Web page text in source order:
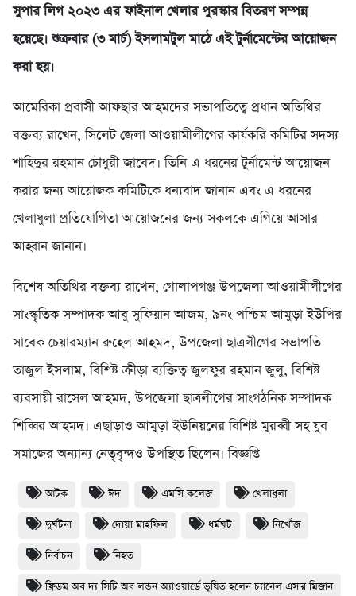
সুপার লিগ ২০২৩ এর ফাইনাল খেলার পুরস্কার বিতরণ সম্পন্ন
হয়েছে। শুক্রবার (৩ মার্চ) ইসলামটুল মাঠে এই টুর্নামেন্টের আয়োজন
করা হয়।
আমেরিকা প্রবাসী আফছার আহমদের সভাপতিত্বে প্রধান অতিথির
বক্তব্য রাখেন, সিলেট জেলা আওয়ামীলীগের কার্যকরি কমিটির সদস্য
শাহিদুর রহমান চৌধুরী জাবেদ। তিনি এ ধরনের টুর্নামেন্ট আয়োজন
করার জন্য আয়োজক কমিটিকে ধন্যবাদ জানান এবং এ ধরনের
খেলাধুলা প্রতিযোগিতা আয়োজনের জন্য সকলকে এগিয়ে আসার
আহ্বান জানান।
বিশেষ অতিথির বক্তব্য রাখেন, গোলাপগঞ্জ উপজেলা আওয়ামীলীগের
সাংস্কৃতিক সম্পাদক আবু সুফিয়ান আজম, ৯নং পশ্চিম আমুড়া ইউপির
সাবেক চেয়ারম্যান রুহেল আহমদ, উপজেলা ছাত্রলীগের সভাপতি
তাজুল ইসলাম, বিশিষ্ট ক্রীড়া ব্যক্তিত্ব জুলফুর রহমান জুলু, বিশিষ্ট
ব্যবসায়ী রাসেল আহমদ, উপজেলা ছাত্রলীগের সাংগঠনিক সম্পাদক
শিব্বির আহমদ। এছাড়াও আমুড়া ইউনিয়নের বিশিষ্ট মুরব্বী সহ যুব
সমাজের অন্যান্য নেতৃবৃন্দও উপস্থিত ছিলেন। বিজ্ঞপ্তি
আটক ঈদ এমসি কলেজ খেলাধুলা
দুর্ঘটনা দোয়া মাহফিল ধর্মঘট নিখোঁজ
নির্বাচন নিহত
ফ্রিডম অব দ্য সিটি অব লন্ডন অ্যাওয়ার্ডে ভূষিত হলেন চ্যানেল এস'র মিজান